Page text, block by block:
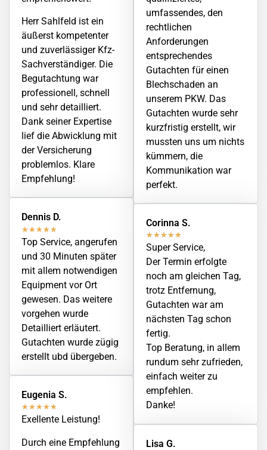
Herr Sahlfeld ist ein
äußerst kompetenter
und zuverlässiger Kfz-
Sachverständiger. Die
Begutachtung war
professionell, schnell
und sehr detailliert.
Dank seiner Expertise
lief die Abwicklung mit
der Versicherung
problemlos. Klare
Empfehlung!
Dennis D.
★★★★★
Top Service, angerufen
und 30 Minuten später
mit allem notwendigen
Equipment vor Ort
gewesen. Das weitere
vorgehen wurde
Detailliert erläutert.
Gutachten wurde zügig
erstellt ubd übergeben.
Eugenia S.
★★★★★
Exellente Leistung!
Durch eine Empfehlung
umfassendes, den
rechtlichen
Anforderungen
entsprechendes
Gutachten für einen
Blechschaden an
unserem PKW. Das
Gutachten wurde sehr
kurzfristig erstellt, wir
mussten uns um nichts
kümmern, die
Kommunikation war
perfekt.
Corinna S.
★★★★★
Super Service,
Der Termin erfolgte
noch am gleichen Tag,
trotz Entfernung,
Gutachten war am
nächsten Tag schon
fertig.
Top Beratung, in allem
rundum sehr zufrieden,
einfach weiter zu
empfehlen.
Danke!
Lisa G.